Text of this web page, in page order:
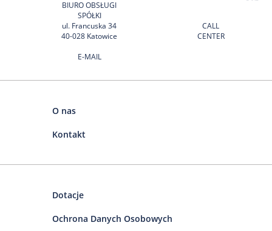
BIURO OBSŁUGI
SPÓŁKI
ul. Francuska 34
40-028 Katowice
E-MAIL
CALL
CENTER
O nas
Kontakt
Dotacje
Ochrona Danych Osobowych